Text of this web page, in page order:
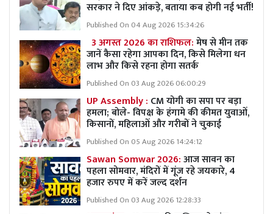
सरकार ने दिए आंकड़े, बताया कब होगी नई भर्ती!
Published On 04 Aug 2026 15:34:26
3 अगस्त 2026 का राशिफल:मेष से मीन तक
जानें कैसा रहेगा आपका दिन, किसे मिलेगा धन
लाभ और किसे रहना होगा सतर्क
Published On 03 Aug 2026 06:00:29
UP Assembly : CM योगी का सपा पर बड़ा
हमला; बोले- विपक्ष के हंगामे की कीमत युवाओं,
किसानों, महिलाओं और गरीबों ने चुकाई
Published On 05 Aug 2026 14:24:12
Sawan Somwar 2026:आज सावन का
पहला सोमवार, मंदिरों में गूंज रहे जयकारे, 4
हजार रुपए में करें जल्द दर्शन
Published On 03 Aug 2026 12:28:33